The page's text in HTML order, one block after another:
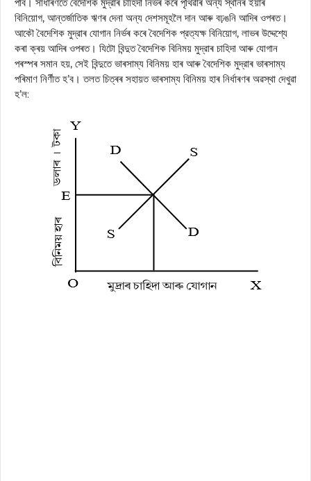
বিনিয়োগ, আন্তর্জাতিক ঋণৰ দেনা অন্য দেশসমূহলৈ দান আৰু বঢ়ঙনি আদিৰ ওপৰত।
আকৌ বৈদেশিক মুদ্রাৰ যোগান নিৰ্ভৰ কৰে বৈদেশিক প্রত্যক্ষ বিনিয়োগ, লাভৰ উদ্দেশ্যে
কৰা ক্ৰয় আদিৰ ওপৰত। যিটো বিন্দুত বৈদেশিক বিনিময় মুদ্রাৰ চাহিদা আৰু যোগান
পৰস্পৰ সমান হয়, সেই বিন্দুতে ভাৰসাম্য বিনিময় হাৰ আৰু বৈদেশিক মুদ্রাৰ ভাৰসাম্য
পৰিমাণ নির্ণীত হ’ব। তলত চিত্ৰৰ সহায়ত ভাৰসাম্য বিনিময় হাৰ নিৰ্ধাৰণৰ অৱস্থা দেখুৱা
হ’ল: